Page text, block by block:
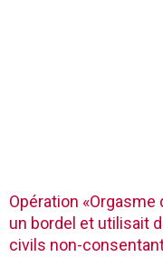
Opération «Orgasme
un bordel et utilisait
civils non-